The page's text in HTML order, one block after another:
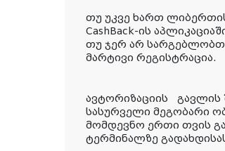
თუ უკვე ხართ
CashBack-ის
თუ ჯერ არ
მარტივი რეგისტრაცია.
ავტორიზაციის გავლის
სასურველი მეგობარი
მომდევნო ერთი თვის
ტერმინალზე